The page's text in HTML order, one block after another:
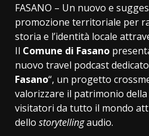
FASANO – Un nuovo e
promozione territoriale per
storia e l’identità locale
Il Comune di Fasano
nuovo travel podcast
Fasano“, un progetto
valorizzare il patrimonio
visitatori da tutto il mondo
dello storytellingaudio.